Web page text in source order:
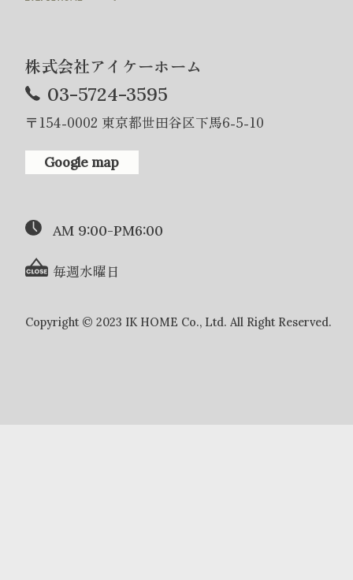
株式会社アイケーホーム
03-5724-3595
〒154-0002 東京都世田谷区下馬6-5-10
Google map
AM 9:00-PM6:00
毎週水曜日
Copyright © 2023 IK HOME Co., Ltd. All Right Reserved.